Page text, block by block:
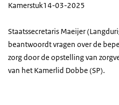
Kamerstuk14-03-2025
Staatssecretaris Maeijer
beantwoordt vragen over de
zorg door de opstelling van
van het Kamerlid Dobbe (SP).